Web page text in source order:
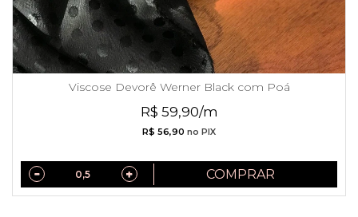
Viscose Devorê Werner Black com Poá
R$ 59,90/m
R$ 56,90 no PIX
COMPRAR